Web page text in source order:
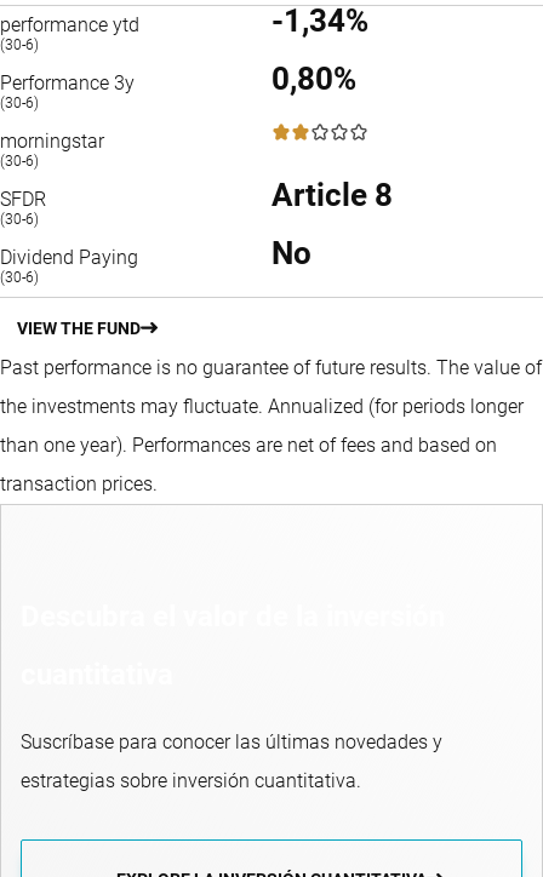
performance ytd
(30-6)
-1,34%
Performance 3y
(30-6)
0,80%
morningstar
(30-6)
2 / 5
SFDR
(30-6)
Article 8
Dividend Paying
(30-6)
No
VIEW THE FUND
Past performance is no guarantee of future results. The value of
the investments may fluctuate. Annualized (for periods longer
than one year). Performances are net of fees and based on
transaction prices.
Suscríbase para conocer las últimas novedades y
estrategias sobre inversión cuantitativa.